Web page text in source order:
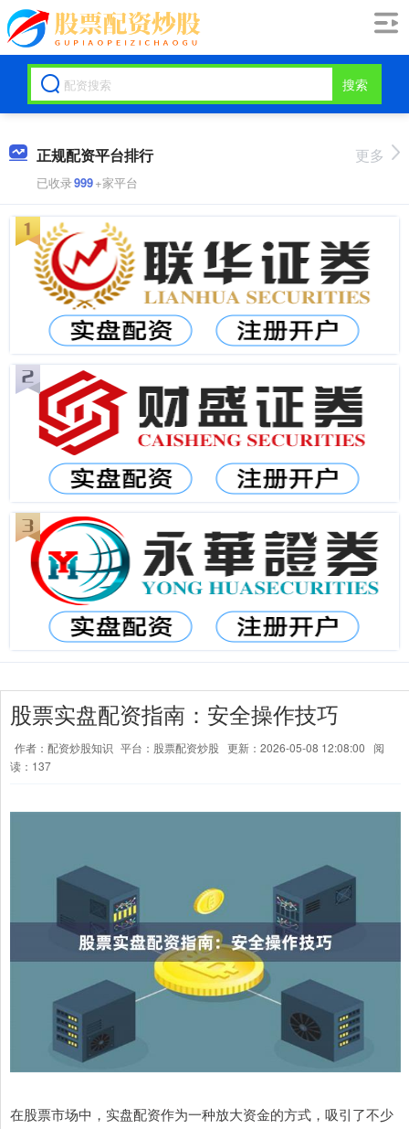
搜索
正规配资平台排行
已收录999+家平台
更多
股票实盘配资指南：安全操作技巧
作者：配资炒股知识 平台：股票配资炒股 更新：2026-05-08 12:08:00
阅
读：137
在股票市场中，实盘配资作为一种放大资金的方式，吸引了不少